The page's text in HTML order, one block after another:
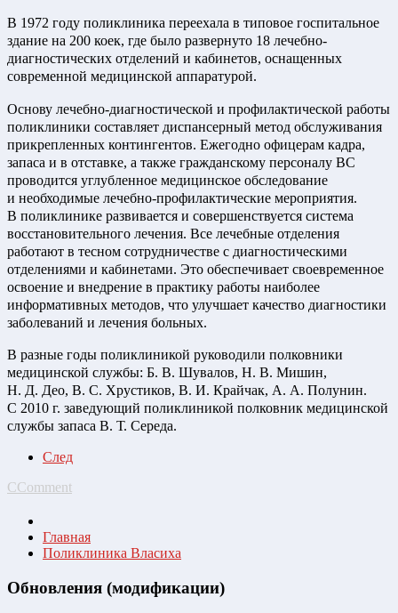
В 1972 году поликлиника переехала в типовое госпитальное
здание на 200 коек, где было развернуто 18 лечебно-
диагностических отделений и кабинетов, оснащенных
современной медицинской аппаратурой.
Основу лечебно-диагностической и профилактической работы
поликлиники составляет диспансерный метод обслуживания
прикрепленных контингентов. Ежегодно офицерам кадра,
запаса и в отставке, а также гражданскому персоналу ВС
проводится углубленное медицинское обследование
и необходимые лечебно-профилактические мероприятия.
В поликлинике развивается и совершенствуется система
восстановительного лечения. Все лечебные отделения
работают в тесном сотрудничестве с диагностическими
отделениями и кабинетами. Это обеспечивает своевременное
освоение и внедрение в практику работы наиболее
информативных методов, что улучшает качество диагностики
заболеваний и лечения больных.
В разные годы поликлиникой руководили полковники
медицинской службы: Б. В. Шувалов, Н. В. Мишин,
Н. Д. Део, В. С. Хрустиков, В. И. Крайчак, А. А. Полунин.
С 2010 г. заведующий поликлиникой полковник медицинской
службы запаса В. Т. Середа.
След
CComment
Главная
Поликлиника Власиха
Обновления (модификации)